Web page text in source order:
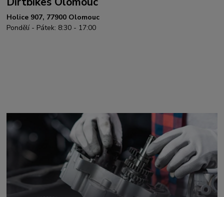
Holice 907, 77900 Olomouc
Pondělí - Pátek: 8:30 - 17:00